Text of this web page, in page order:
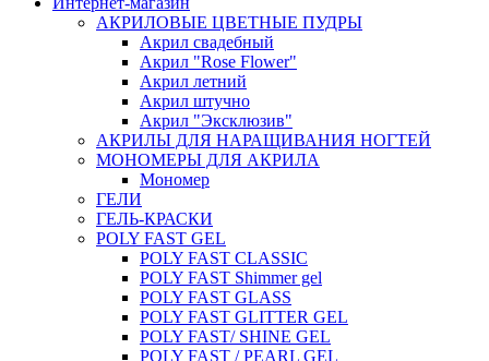
АКРИЛОВЫЕ ЦВЕТНЫЕ ПУДРЫ
Акрил свадебный
Акрил "Rose Flower"
Акрил летний
Акрил штучно
Акрил "Эксклюзив"
АКРИЛЫ ДЛЯ НАРАЩИВАНИЯ НОГТЕЙ
МОНОМЕРЫ ДЛЯ АКРИЛА
Мономер
ГЕЛИ
ГЕЛЬ-КРАСКИ
POLY FAST GEL
POLY FAST CLASSIC
POLY FAST Shimmer gel
POLY FAST GLASS
POLY FAST GLITTER GEL
POLY FAST/ SHINE GEL
POLY FAST / PEARL GEL